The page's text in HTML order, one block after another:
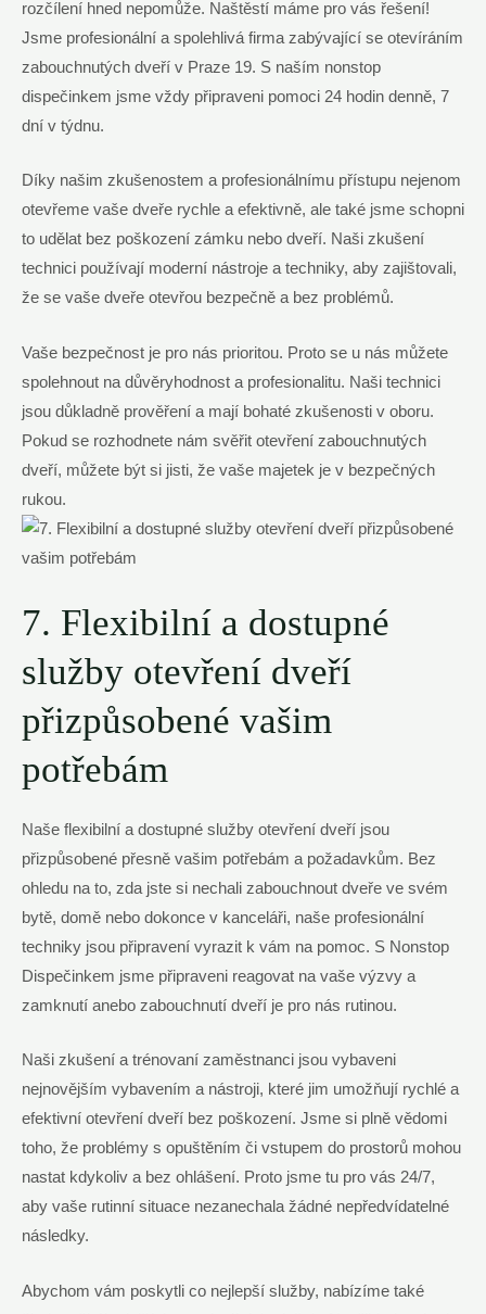
rozčílení hned nepomůže. Naštěstí máme pro vás řešení!
Jsme profesionální a spolehlivá firma zabývající se otevíráním
zabouchnutých dveří v Praze 19. S naším nonstop
dispečinkem jsme vždy připraveni pomoci 24 hodin denně, 7
dní v týdnu.
Díky našim zkušenostem a profesionálnímu přístupu nejenom
otevřeme vaše dveře rychle a efektivně, ale také jsme schopni
to udělat bez poškození zámku nebo dveří. Naši zkušení
technici používají moderní nástroje a techniky, aby zajištovali,
že se vaše dveře otevřou bezpečně a bez problémů.
Vaše bezpečnost je pro nás prioritou. Proto se u nás můžete
spolehnout na důvěryhodnost a profesionalitu. Naši technici
jsou důkladně prověření a mají bohaté zkušenosti v oboru.
Pokud se rozhodnete nám svěřit otevření zabouchnutých
dveří, můžete být si jisti, že vaše majetek je v bezpečných
rukou.
7. Flexibilní a dostupné
služby otevření dveří
přizpůsobené vašim
potřebám
Naše flexibilní a dostupné služby otevření dveří jsou
přizpůsobené přesně vašim potřebám a požadavkům. Bez
ohledu na to, zda jste si nechali zabouchnout dveře ve svém
bytě, domě nebo dokonce v kanceláři, naše profesionální
techniky jsou připravení vyrazit k vám na pomoc. S Nonstop
Dispečinkem jsme připraveni reagovat na vaše výzvy a
zamknutí anebo zabouchnutí dveří je pro nás rutinou.
Naši zkušení a trénovaní zaměstnanci jsou vybaveni
nejnovějším vybavením a nástroji, které jim umožňují rychlé a
efektivní otevření dveří bez poškození. Jsme si plně vědomi
toho, že problémy s opuštěním či vstupem do prostorů mohou
nastat kdykoliv a bez ohlášení. Proto jsme tu pro vás 24/7,
aby vaše rutinní situace nezanechala žádné nepředvídatelné
následky.
Abychom vám poskytli co nejlepší služby, nabízíme také